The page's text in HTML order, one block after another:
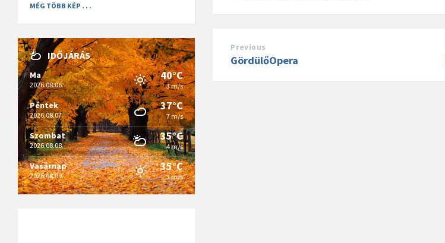
Previous
GördülőOpera
MÉG TÖBB KÉP . . .
IDŐJÁRÁS
Ma
2026.08.06.
40°C
3 m/s
Péntek
2026.08.07.
37°C
7 m/s
Szombat
2026.08.08.
35°C
4 m/s
Vasárnap
2026.08.09.
35°C
3 m/s